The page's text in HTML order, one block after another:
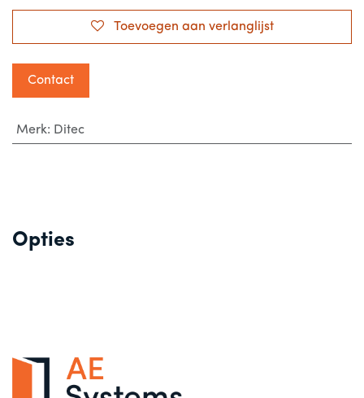
Toevoegen aan verlanglijst
Contact
Merk: Ditec
Opties